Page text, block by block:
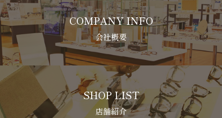
COMPANY INFO
会社概要
SHOP LIST
店舗紹介